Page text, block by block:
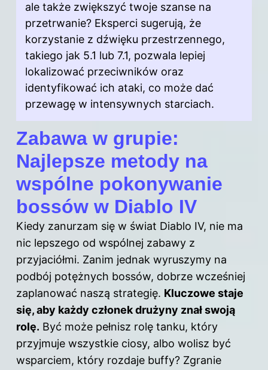
ale także zwiększyć twoje szanse na
przetrwanie? Eksperci sugerują, że
korzystanie z dźwięku przestrzennego,
takiego jak 5.1 lub 7.1, pozwala lepiej
lokalizować przeciwników oraz
identyfikować ich ataki, co może dać
przewagę w intensywnych starciach.
Zabawa w grupie:
Najlepsze metody na
wspólne pokonywanie
bossów w Diablo IV
Kiedy zanurzam się w świat Diablo IV, nie ma
nic lepszego od wspólnej zabawy z
przyjaciółmi. Zanim jednak wyruszymy na
podbój potężnych bossów, dobrze wcześniej
zaplanować naszą strategię. Kluczowe staje
się, aby każdy członek drużyny znał swoją
rolę. Być może pełnisz rolę tanku, który
przyjmuje wszystkie ciosy, albo wolisz być
wsparciem, który rozdaje buffy? Zgranie